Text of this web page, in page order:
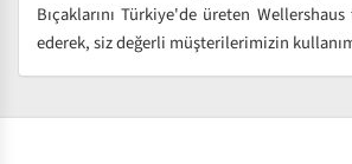
Bıçaklarını Türkiye'de üreten
ederek, siz değerli müşterilerimizin